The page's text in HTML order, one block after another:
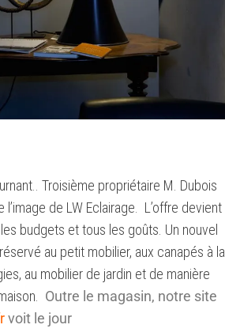
Troisième propriétaire M. Dubois
de LW Eclairage. L’offre devient
budgets et tous les goûts. Un nouvel
au petit mobilier, aux canapés à la
au mobilier de jardin et de manière
Outre le magasin, notre site
voit le jour